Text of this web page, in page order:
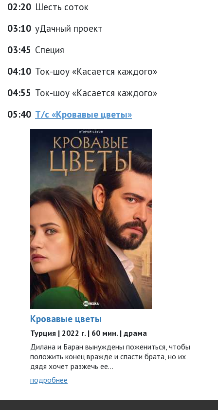
02:20 Шесть соток
03:10 уДачный проект
03:45 Специя
04:10 Ток-шоу «Касается каждого»
04:55 Ток-шоу «Касается каждого»
05:40 Т/с «Кровавые цветы»
Кровавые цветы
Турция | 2022 г. | 60 мин. | драма
Дилана и Баран вынуждены пожениться, чтобы
положить конец вражде и спасти брата, но их
дядя хочет разжечь ее…
подробнее